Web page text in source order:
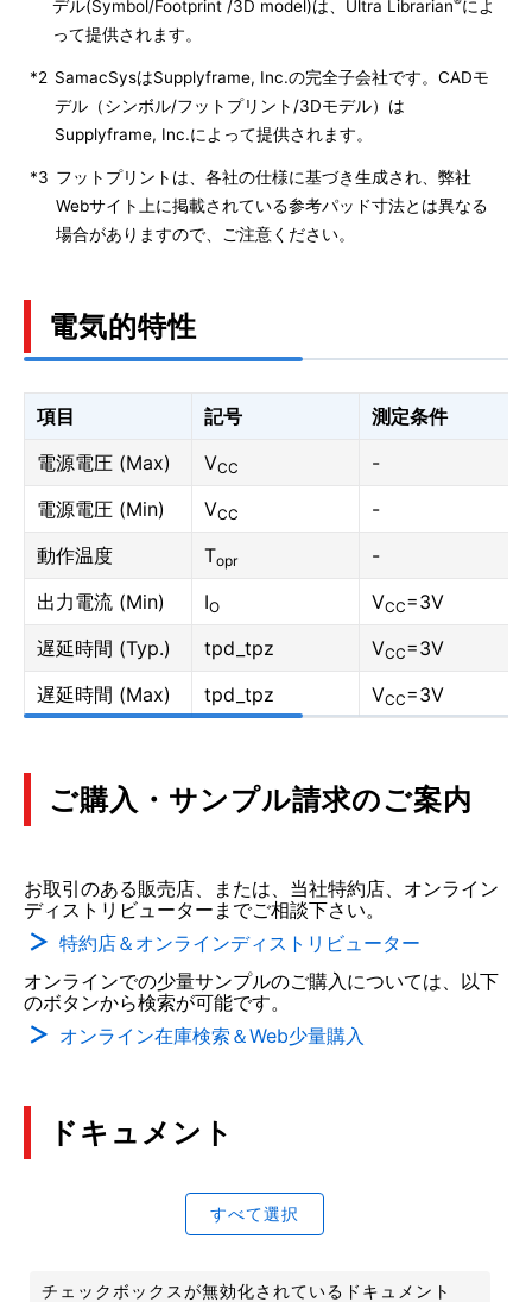
デル(Symbol/Footprint /3D model)は、Ultra Librarian によ
って提供されます。
*2 SamacSysはSupplyframe, Inc.の完全子会社です。CADモ
デル（シンボル/フットプリント/3Dモデル）は
Supplyframe, Inc.によって提供されます。
*3 フットプリントは、各社の仕様に基づき生成され、弊社
Webサイト上に掲載されている参考パッド寸法とは異なる
場合がありますので、ご注意ください。
電気的特性
項目 記号
測定条件
電源電圧 (Max)
VCC
-
電源電圧 (Min)
VCC
-
動作温度
Topr
-
出力電流 (Min)
IO VCC=3V
遅延時間 (Typ.)
tpd_tpz VCC=3V
遅延時間 (Max)
tpd_tpz VCC=3V
ご購入・サンプル請求のご案内
お取引のある販売店、または、当社特約店、オンライン
ディストリビューターまでご相談下さい。
特約店＆オンラインディストリビューター
オンラインでの少量サンプルのご購入については、以下
のボタンから検索が可能です。
オンライン在庫検索＆Web少量購入
ドキュメント
すべて選択
チェックボックスが無効化されているドキュメント